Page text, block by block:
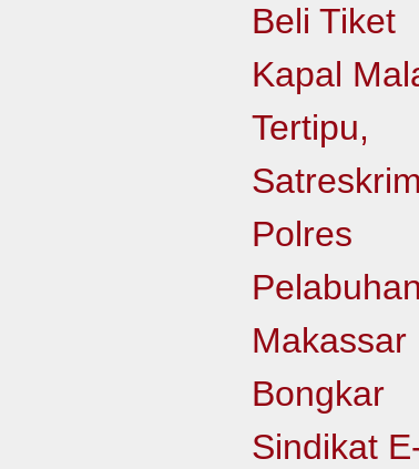
Beli Tiket
Kapal
Tertipu,
Satreskrim
Polres
Pelabuhan
Makassar
Bongkar
Sindikat